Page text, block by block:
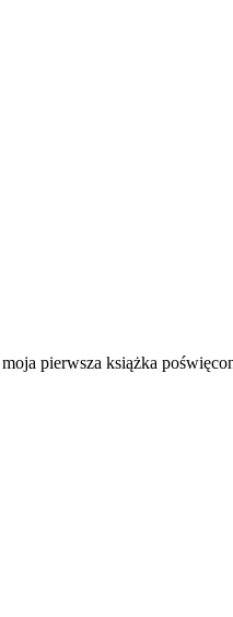
pierwsza książka